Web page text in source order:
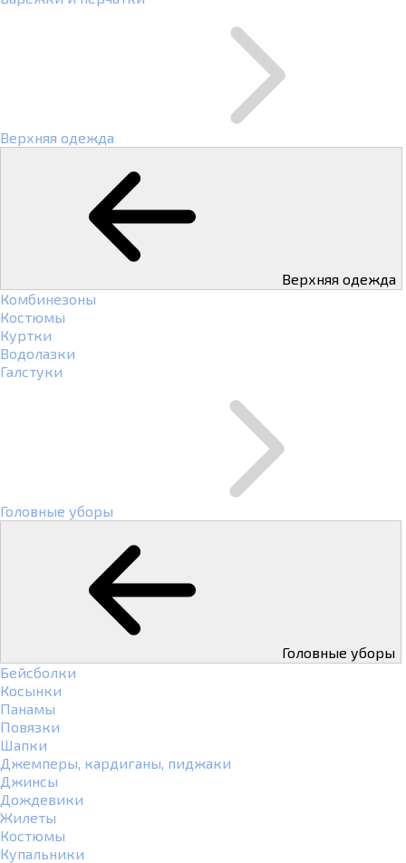
Верхняя одежда
Верхняя одежда
Комбинезоны
Костюмы
Куртки
Водолазки
Галстуки
Головные уборы
Головные уборы
Бейсболки
Косынки
Панамы
Повязки
Шапки
Джемперы, кардиганы, пиджаки
Джинсы
Дождевики
Жилеты
Костюмы
Купальники